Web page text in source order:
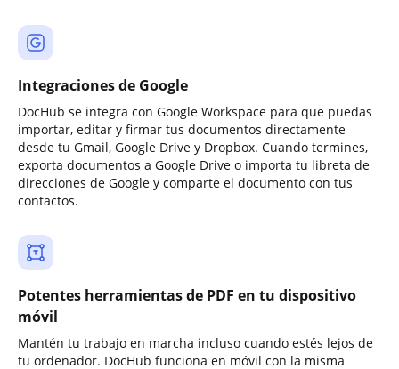
Integraciones de Google
DocHub se integra con Google Workspace para que puedas
importar, editar y firmar tus documentos directamente
desde tu Gmail, Google Drive y Dropbox. Cuando termines,
exporta documentos a Google Drive o importa tu libreta de
direcciones de Google y comparte el documento con tus
contactos.
Potentes herramientas de PDF en tu dispositivo
móvil
Mantén tu trabajo en marcha incluso cuando estés lejos de
tu ordenador. DocHub funciona en móvil con la misma